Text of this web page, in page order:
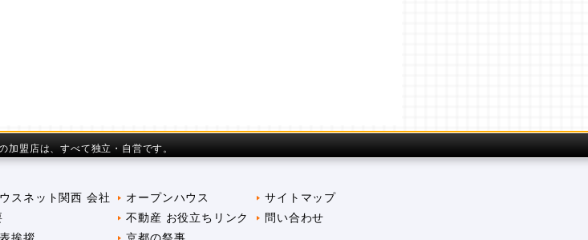
加盟店は、すべて独立・自営です。
スネット関西 会社
オープンハウス
不動産 お役立ちリンク
サイトマップ
問い合わせ